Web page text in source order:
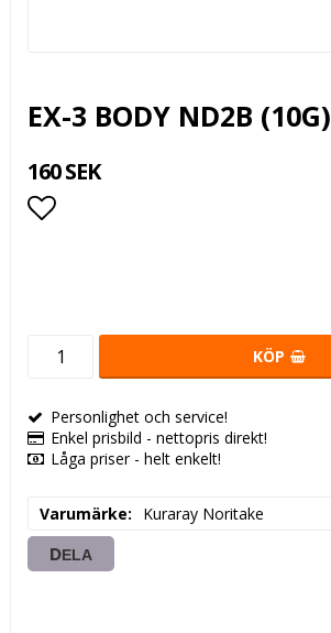
EX-3 BODY ND2B (10G)
160 SEK
KÖP
Personlighet och service!
Enkel prisbild - nettopris direkt!
Låga priser - helt enkelt!
Varumärke Kuraray Noritake
DELA